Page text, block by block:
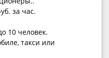
за час.
10 человек.
такси или